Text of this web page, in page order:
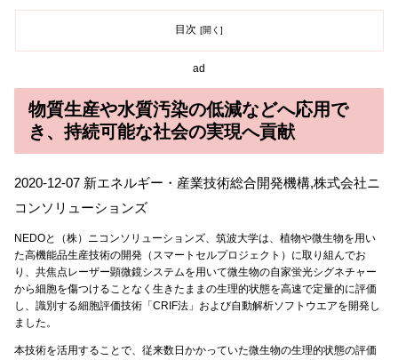
目次
ad
物質生産や水質汚染の低減などへ応用で
き、持続可能な社会の実現へ貢献
2020-12-07 新エネルギー・産業技術総合開発機構,株式会社ニ
コンソリューションズ
NEDOと（株）ニコンソリューションズ、筑波大学は、植物や微生物を用い
た高機能品生産技術の開発（スマートセルプロジェクト）に取り組んでお
り、共焦点レーザー顕微鏡システムを用いて微生物の自家蛍光シグネチャー
から細胞を傷つけることなく生きたままの生理的状態を高速で定量的に評価
し、識別する細胞評価技術「CRIF法」および自動解析ソフトウエアを開発し
ました。
本技術を活用することで、従来数日かかっていた微生物の生理的状態の評価